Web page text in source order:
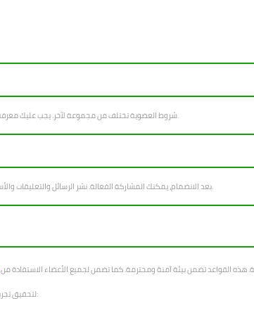
شروط العضوية تختلف من مجموعة لآخر. يجب عليك معرفة القواعد واللوائح التي تحكم سلوك الأعضاء.
بعد الانضمام، يمكنك المشاركة الفعالة. نشر الرسائل والتعليقات والأسئلة. كما يجب عليك معرفة كيفية الانضمام.
القواعد تضمن بيئة آمنة ومحترمة. كما تضمن لجميع الأعضاء الاستفادة من
لتحقيق تجربة ممتعة ومفيدة، يجب اتباع القواعد التالية: